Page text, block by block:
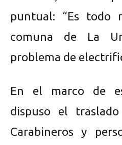
puntual: “Es todo
comuna de La
problema de
En el marco de
dispuso el
Carabineros y